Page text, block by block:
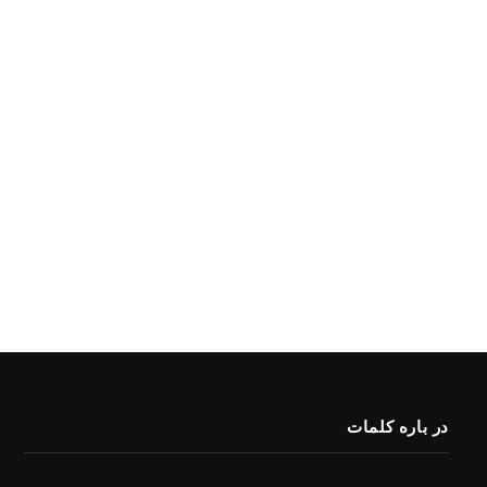
در باره کلمات